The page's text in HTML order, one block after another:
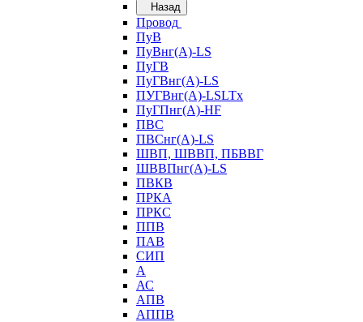
Назад
Провод
ПуВ
ПуВнг(А)-LS
ПуГВ
ПуГВнг(А)-LS
ПУГВнг(А)-LSLTx
ПуГПнг(А)-HF
ПВС
ПВСнг(А)-LS
ШВП, ШВВП, ПБВВГ
ШВВПнг(А)-LS
ПВКВ
ПРКА
ПРКС
ППВ
ПАВ
СИП
А
АС
АПВ
АППВ